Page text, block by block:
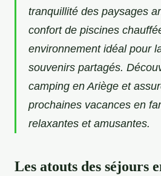
tranquillité des paysages
confort de piscines
environnement idéal pour
souvenirs partagés.
camping en Ariège et
prochaines vacances en
relaxantes et amusantes.
Les atouts des séjours